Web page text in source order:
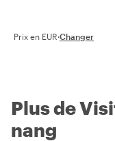
Prix en EUR·Changer
Plus de
nang